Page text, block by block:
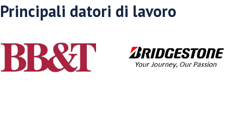
Principali datori di lavoro